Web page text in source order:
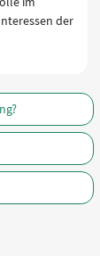
der